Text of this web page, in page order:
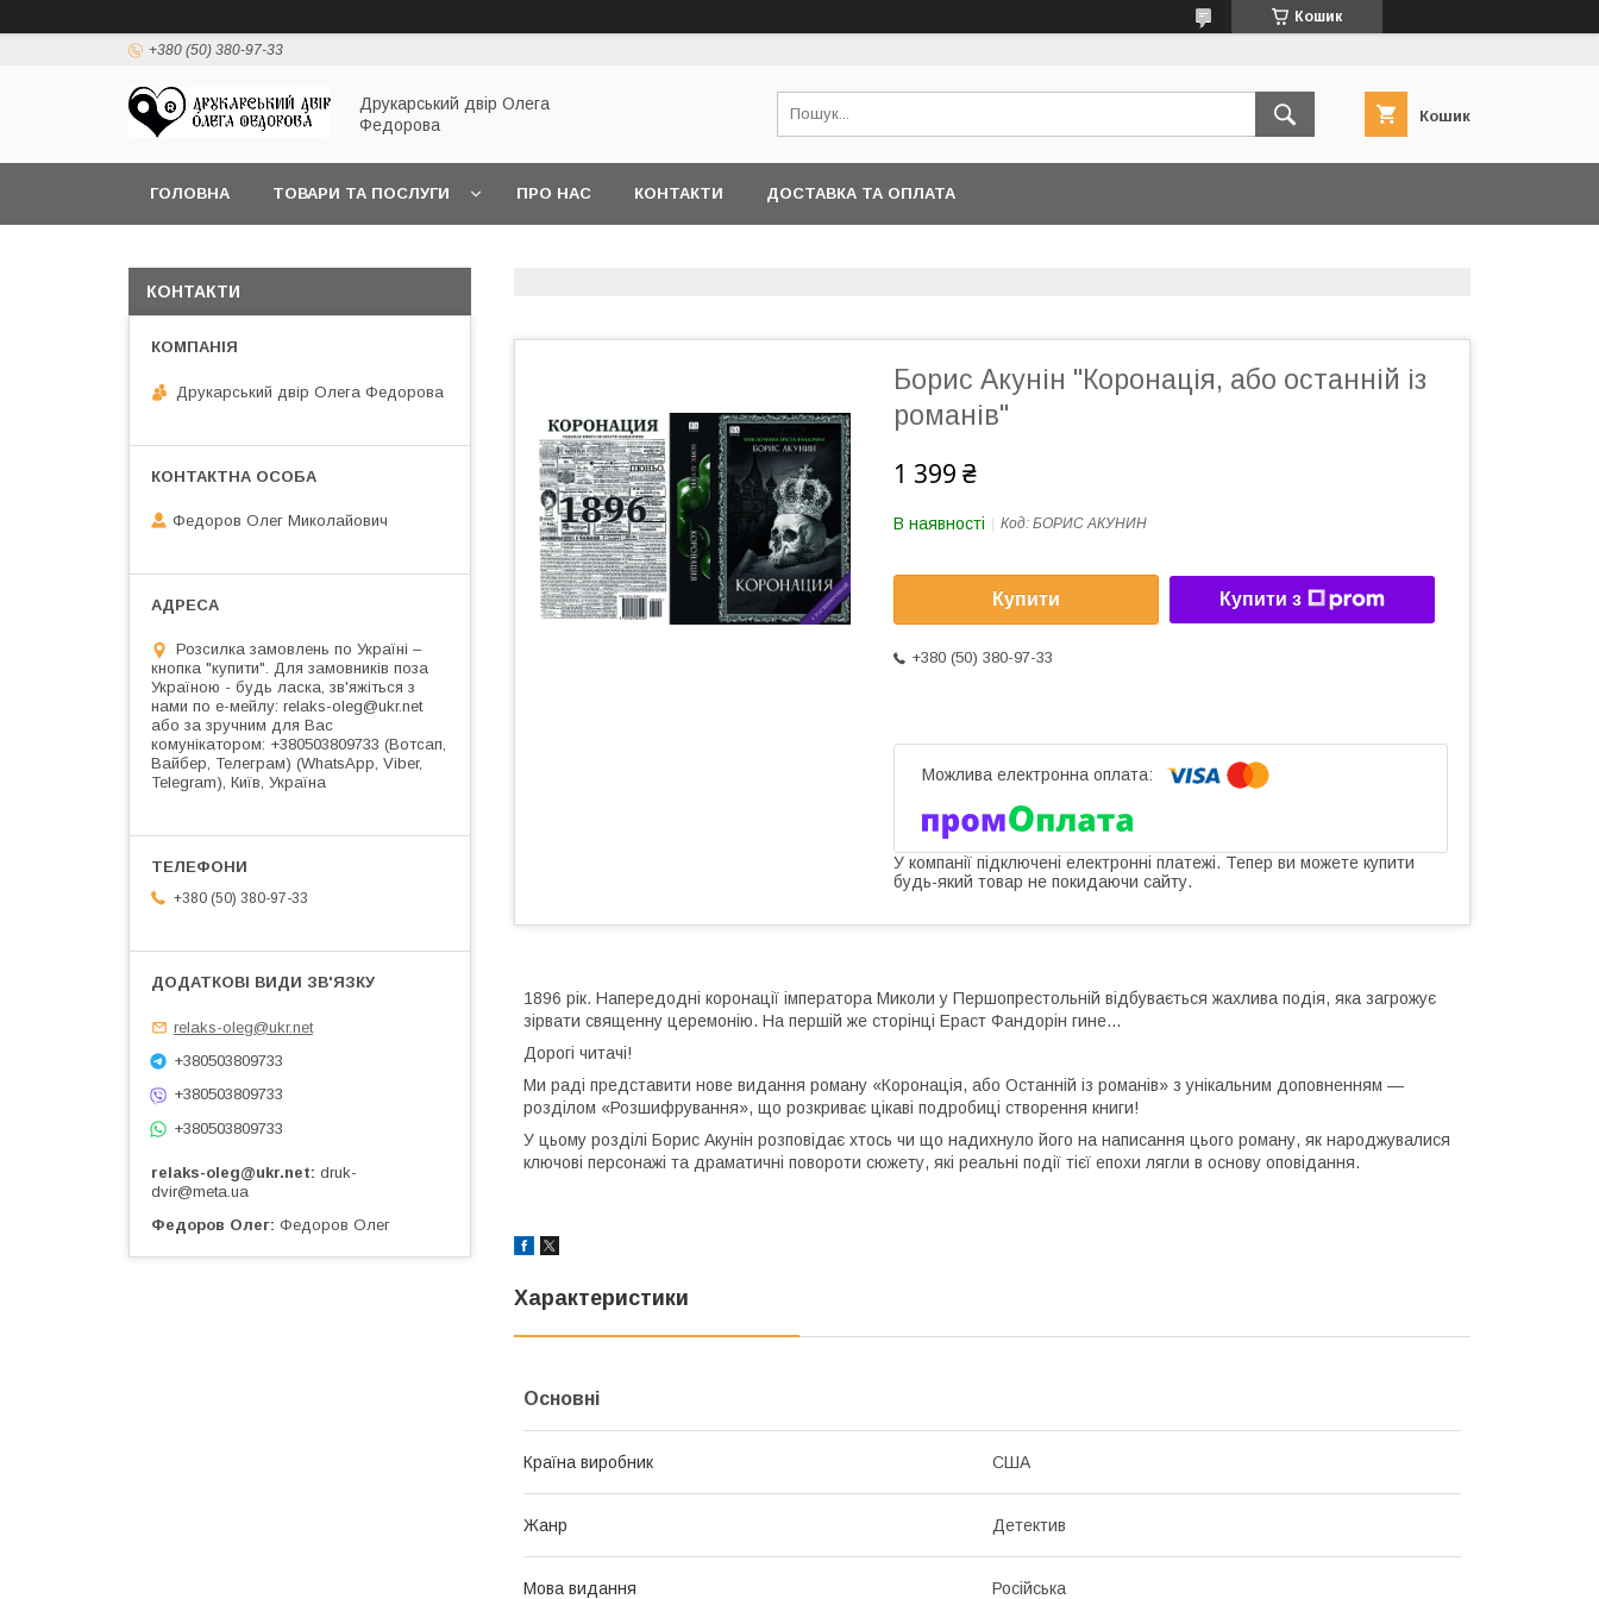
Кошик
+380 (50) 380-97-33
Друкарський двір Олега
Федорова
Кошик
ГОЛОВНА ТОВАРИ ТА ПОСЛУГИ ПРО НАС КОНТАКТИ ДОСТАВКА ТА ОПЛАТА
Борис Акунін "Коронація, або останній із
романів"
1 399 ₴
В наявності Код: БОРИС АКУНИН
Купити Купити з
+380 (50) 380-97-33
У компанії підключені електронні платежі. Тепер ви можете купити
будь-який товар не покидаючи сайту.
1896 рік. Напередодні коронації імператора Миколи у Першопрестольній відбувається жахлива подія, яка загрожує
зірвати священну церемонію. На першій же сторінці Ераст Фандорін гине...
Дорогі читачі!
Ми раді представити нове видання роману «Коронація, або Останній із романів» з унікальним доповненням —
розділом «Розшифрування», що розкриває цікаві подробиці створення книги!
У цьому розділі Борис Акунін розповідає хтось чи що надихнуло його на написання цього роману, як народжувалися
ключові персонажі та драматичні повороти сюжету, які реальні події тієї епохи лягли в основу оповідання.
Характеристики
Основні
Країна виробник США
Жанр Детектив
Мова видання Російська
КОНТАКТИ
Друкарський двір Олега Федорова
Федоров Олег Миколайович
Розсилка замовлень по Україні –
кнопка "купити". Для замовників поза
Україною - будь ласка, зв'яжіться з
нами по е-мейлу: relaks-oleg@ukr.net
або за зручним для Вас
комунікатором: +380503809733 (Вотсап,
Вайбер, Телеграм) (WhatsApp, Viber,
Telegram), Київ, Україна
+380 (50) 380-97-33
relaks-oleg@ukr.net
+380503809733
+380503809733
+380503809733
relaks-oleg@ukr.net druk-
dvir@meta.ua
Федоров Олег Федоров Олег